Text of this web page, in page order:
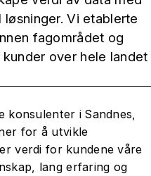
Vi etablerte
fagområdet og
over hele landet
konsulenter i Sandnes,
for å utvikle
verdi for kundene våre
lang erfaring og